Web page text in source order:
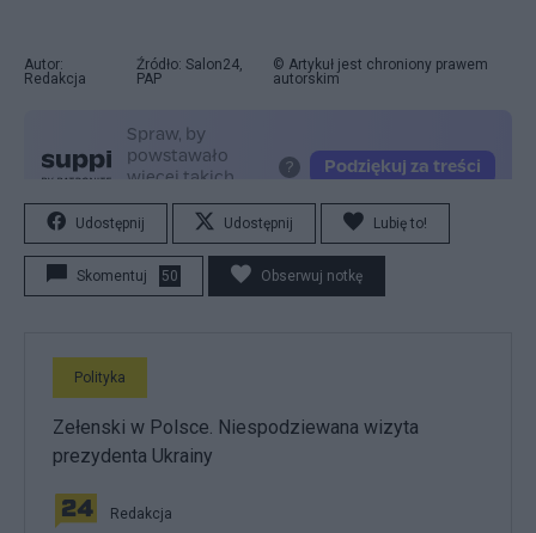
Autor:
Redakcja
Źródło: Salon24,
PAP
© Artykuł jest chroniony prawem
autorskim
Udostępnij Udostępnij Lubię to!
Skomentuj 50 Obserwuj notkę
Polityka
Zełenski w Polsce. Niespodziewana wizyta
prezydenta Ukrainy
Redakcja